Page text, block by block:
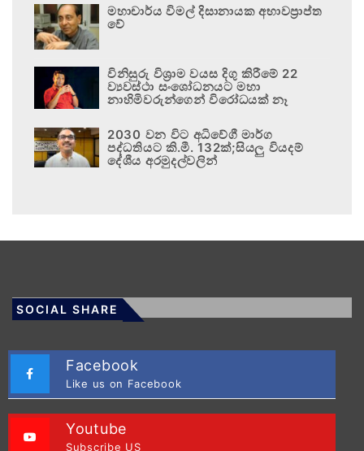
මහාචාර්ය විමල් දිසානායක අභාවප්‍රාප්ත
වේ
විනිසුරු විශ්‍රාම වයස දිගු කිරීමේ 22
ව්‍යවස්ථා සංශෝධනයට මහා
නාහිමිවරුන්ගෙන් විරෝධයක් නෑ
2030 වන විට අධිවේගී මාර්ග
පද්ධතියට කි.මී. 132ක්;සියලු වියදම්
දේශීය අරමුදල්වලින්
SOCIAL SHARE
Facebook
Like us on Facebook
Youtube
Subscribe US